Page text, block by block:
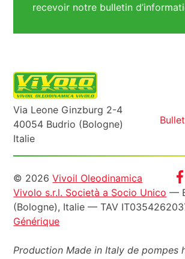
recevoir notre bulletin
Via Leone Ginzburg 2-4
40054 Budrio (Bologne)
Italie
Informazioni
legali
© 2026Vivoil Oleodinamica
Vivolo s.r.l. Società a Socio Unico —
(Bologne), Italie — TAV
Générique
Production Made in Italy de pompes